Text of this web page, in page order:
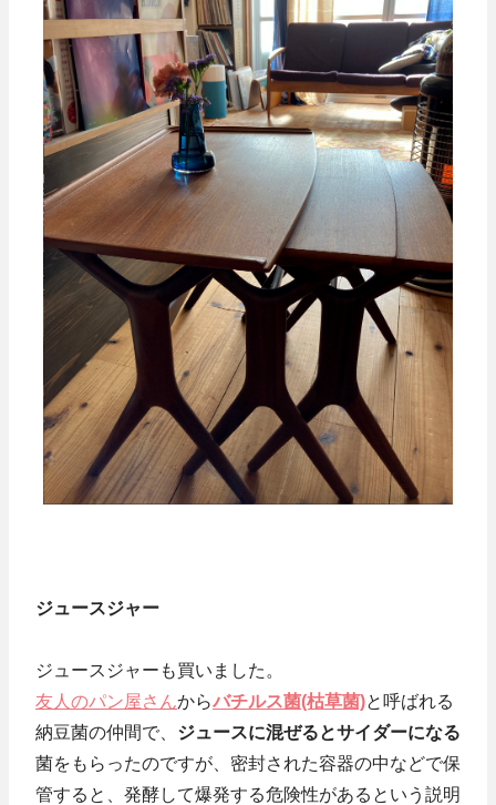
ジュースジャー
ジュースジャーも買いました。
友人のパン屋さんからバチルス菌(枯草菌)と呼ばれる
納豆菌の仲間で、 ジュースに混ぜるとサイダーになる
菌をもらったのですが、密封された容器の中などで保
管すると、発酵して爆発する危険性があるという説明